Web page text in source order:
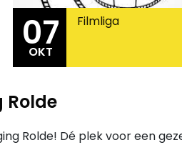
07
OKT
2026
Filmliga
Rolde
Rolde! Dé plek voor een